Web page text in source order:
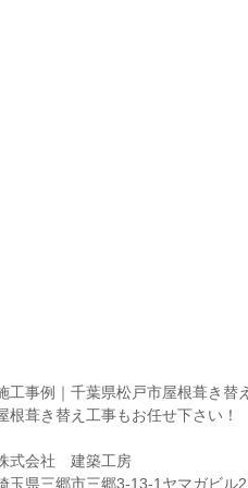
工事例｜千葉県松戸市屋根葺き替
根葺き替え工事もお任せ下さい！
式会社　建築工房
玉県三郷市三郷3-13-1ヤマガビル